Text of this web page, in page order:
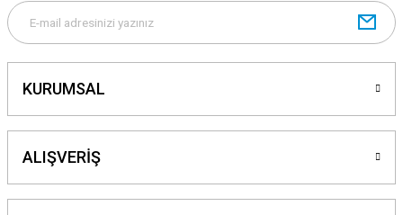
KURUMSAL
ALIŞVERİŞ